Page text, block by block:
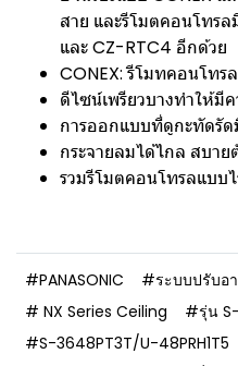
สาย และรีโมตคอนโทร
และ CZ-RTC4 อีกด้วย
CONEX: รีโมทคอนโทร
ดีไซน์เพรียวบางทำให้มี
การออกแบบที่ดูกะทัดรั
กระจายลมได้ไกล สบาย
รวมรีโมตคอนโทรลแบบ
#PANASONIC #ระบบปรับอ
# NX Series Ceiling
#รุ่น
#S-3648PT3T/U-48PRH1T5